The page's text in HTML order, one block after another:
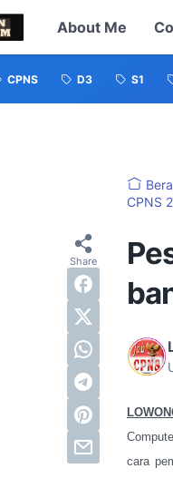
About Me
CPNS D3 S1
CPNS
cara